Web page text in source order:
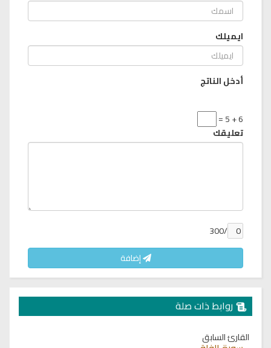
ايميلك
أدخل الناتج
6 + 5 =
تعليقك
/300
إضافة
روابط ذات صلة
القارئ السابق